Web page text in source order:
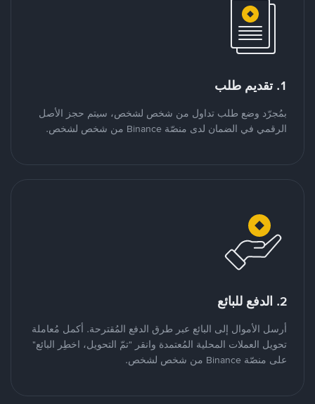
1. تقديم طلب
بمُجرّد وضع طلب تداول من شخص لشخص، سيتم حجز الأصل
الرقمي في الضمان لدى منصّة Binance من شخص لشخص.
2. الدفع للبائع
أرسل الأموال إلى البائع عبر طرق الدفع المُقترحة. أكمل مُعاملة
تحويل العملات المحلية المُعتمدة وانقر "تمّ التحويل، اخطِر البائع"
على منصّة Binance من شخص لشخص.